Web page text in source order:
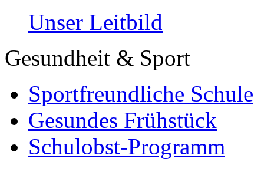
Unser Leitbild
Gesundheit & Sport
Sportfreundliche Schule
Gesundes Frühstück
Schulobst-Programm